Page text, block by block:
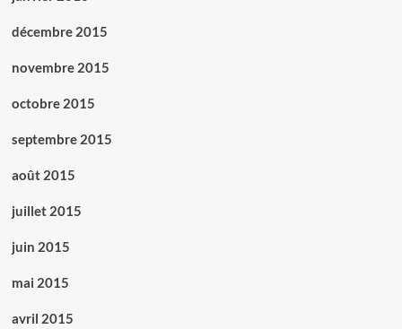
décembre 2015
novembre 2015
octobre 2015
septembre 2015
août 2015
juillet 2015
juin 2015
mai 2015
avril 2015